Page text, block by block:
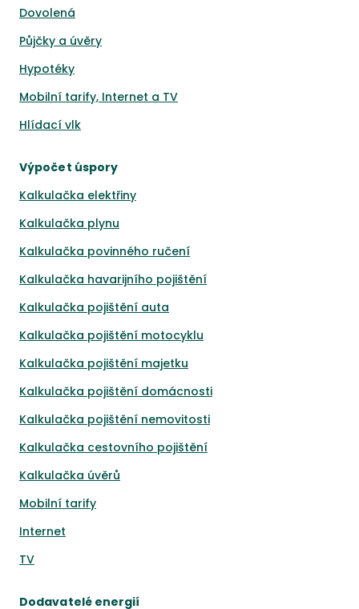
Dovolená
Půjčky a úvěry
Hypotéky
Mobilní tarify, Internet a TV
Hlídací vlk
Výpočet úspory
Kalkulačka elektřiny
Kalkulačka plynu
Kalkulačka povinného ručení
Kalkulačka havarijního pojištění
Kalkulačka pojištění auta
Kalkulačka pojištění motocyklu
Kalkulačka pojištění majetku
Kalkulačka pojištění domácnosti
Kalkulačka pojištění nemovitosti
Kalkulačka cestovního pojištění
Kalkulačka úvěrů
Mobilní tarify
Internet
TV
Dodavatelé energií